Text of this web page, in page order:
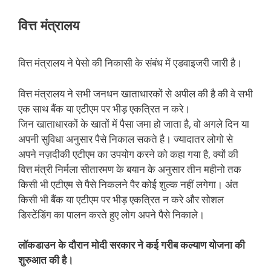
वित्त मंत्रालय
वित्त मंत्रालय ने पेसो की निकासी के संबंध में एडवाइजरी जारी है।
वित्त मंत्रालय ने सभी जनधन खाताधारकों से अपील की है की वे सभी
एक साथ बैंक या एटीएम पर भीड़ एकत्रित न करे।
जिन खाताधारकों के खातों में पैसा जमा हो जाता है, वो अगले दिन या
अपनी सुविधा अनुसार पैसे निकाल सकते है। ज्यादातर लोगो से
अपने नज़दीकी एटीएम का उपयोग करने को कहा गया है, क्यों की
वित्त मंत्री निर्मला सीतारमण के बयान के अनुसार तीन महीनो तक
किसी भी एटीएम से पैसे निकलने पैर कोई शुल्क नहीं लगेगा। अंत
किसी भी बैंक या एटीएम पर भीड़ एकत्रित न करे और सोशल
डिस्टेंडिंग का पालन करते हुए लोग अपने पैसे निकाले।
लॉकडाउन के दौरान मोदी सरकार ने कई गरीब कल्याण योजना की
शुरुआत की है।